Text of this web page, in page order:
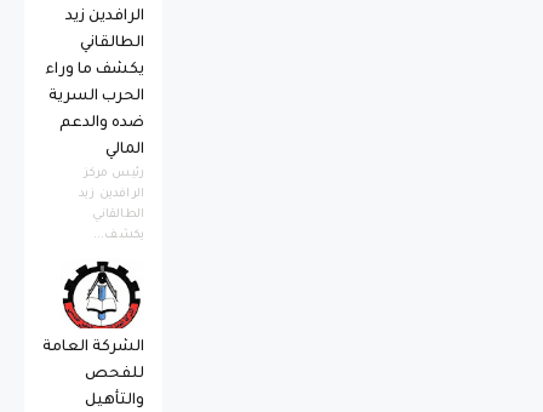
الرافدين زيد
الطالقاني
يكشف ما وراء
الحرب السرية
ضده والدعم
المالي
رئيس مركز
الرافدين زيد
الطالقاني
يكشف...
الشركة العامة
للفحص
والتأهيل